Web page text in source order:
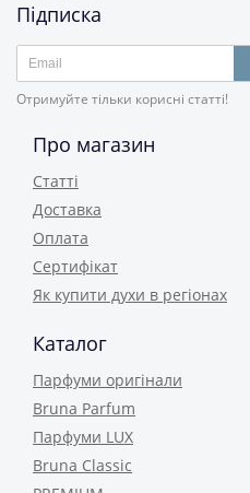
Підписка
Отримуйте тільки корисні статті!
Про магазин
Статті
Доставка
Оплата
Сертифікат
Як купити духи в регіонах
Каталог
Парфуми оригінали
Bruna Parfum
Парфуми LUX
Bruna Classic